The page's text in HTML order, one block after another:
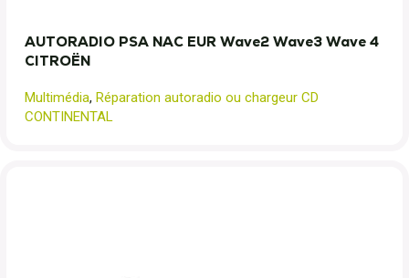
AUTORADIO PSA NAC EUR Wave2 Wave3 Wave 4
CITROËN
Multimédia, Réparation autoradio ou chargeur CD
CONTINENTAL